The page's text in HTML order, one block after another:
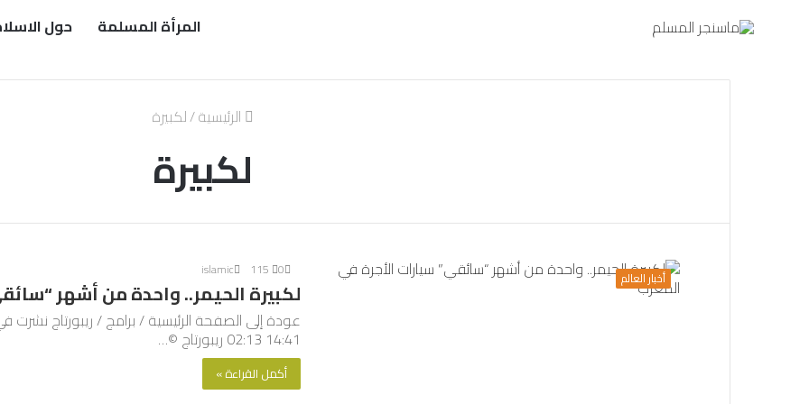
حول المرأة المسلمة
الرئيسية/لكبيرة
لكبيرة
أخبار العالم islamic 0
لكبيرة الحيمر.. واحدة من أشهر
14:41 02:13 ريبورتاج ©…
أكمل القراءة »